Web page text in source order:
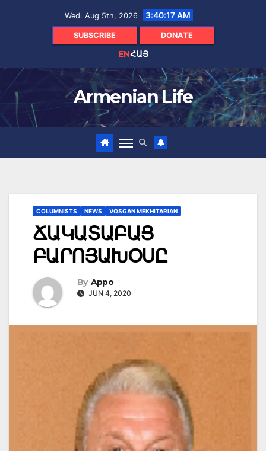
Wed. Aug 5th, 2026 3:40:19 AM
SUBSCRIBE DONATE
ENՀԱՅ
Armenian Life
COLUMNISTS NEWS VOSGAN MEKHITARIAN
ՃԱԿԱՏԱԲԱՑ
ԲԱՐՈՅԱԽՕՍԸ
By Appo
JUN 4, 2020